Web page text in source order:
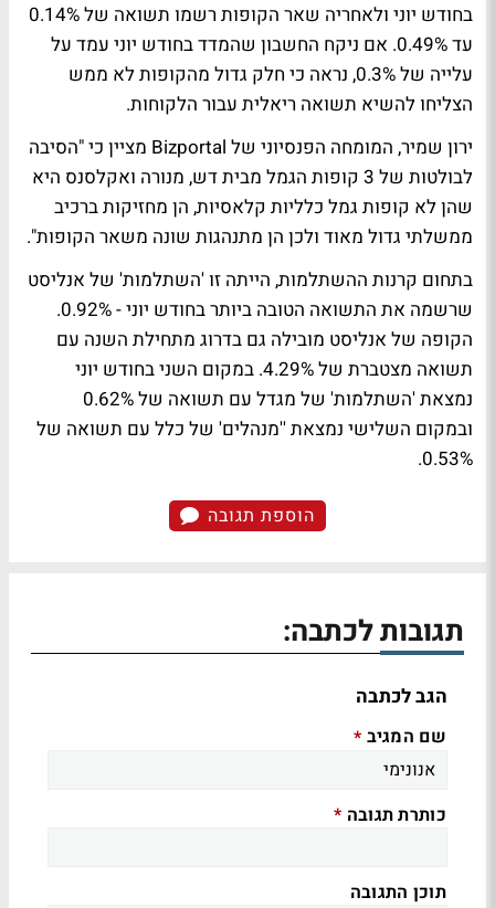
בחודש יוני ולאחריה שאר הקופות רשמו תשואה של 0.14%
עד 0.49%. אם ניקח החשבון שהמדד בחודש יוני עמד על
עלייה של 0.3%, נראה כי חלק גדול מהקופות לא ממש
הצליחו להשיא תשואה ריאלית עבור הלקוחות.
ירון שמיר, המומחה הפנסיוני של Bizportal
מציין כי "הסיבה
לבולטות של 3 קופות הגמל מבית דש, מנורה ואקלסנס היא
שהן לא קופות גמל כלליות קלאסיות, הן מחזיקות ברכיב
ממשלתי גדול מאוד ולכן הן מתנהגות שונה משאר הקופות".
בתחום קרנות ההשתלמות, הייתה זו 'השתלמות' של אנליסט
שרשמה את התשואה הטובה ביותר בחודש יוני - 0.92%.
הקופה של אנליסט מובילה גם בדרוג מתחילת השנה עם
תשואה מצטברת של 4.29%. במקום השני בחודש יוני
נמצאת 'השתלמות' של מגדל עם תשואה של 0.62%
ובמקום השלישי נמצאת ''מנהלים' של כלל עם תשואה של
0.53%.
הוספת תגובה
תגובות לכתבה:
הגב לכתבה
שם המגיב *
כותרת תגובה *
תוכן התגובה